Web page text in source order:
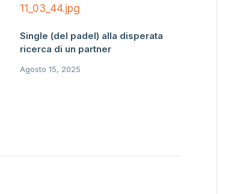
Single (del padel) alla disperata
ricerca di un partner
Agosto 15, 2025